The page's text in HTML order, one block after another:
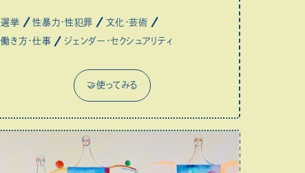
選挙 性暴力・性犯罪
文化・芸術
働き方・仕事
ジェンダー・セクシュアリティ
🤝使ってみる